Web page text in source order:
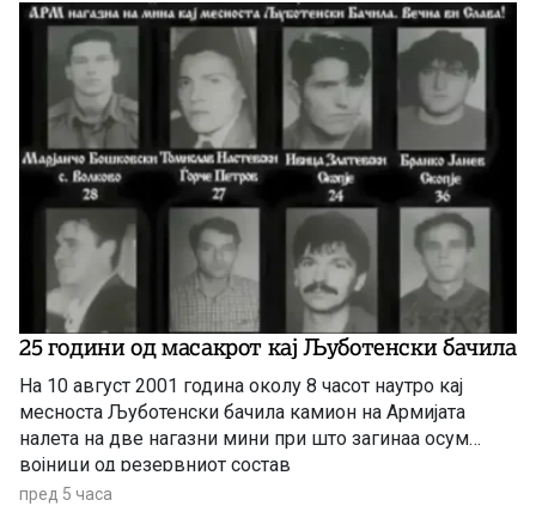
25 години од масакрот кај Љуботенски бачила
На 10 август 2001 година околу 8 часот наутро кај
месноста Љуботенски бачила камион на Армијата
налетa на две нагазни мини при што загинаа осум
војници од резервниот состав
пред 5 часа